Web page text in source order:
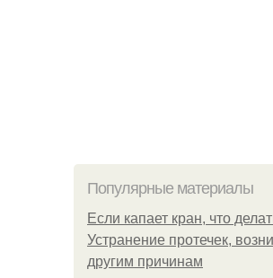
Популярные материалы
Если капает кран, что
Устранение протечек,
другим причинам